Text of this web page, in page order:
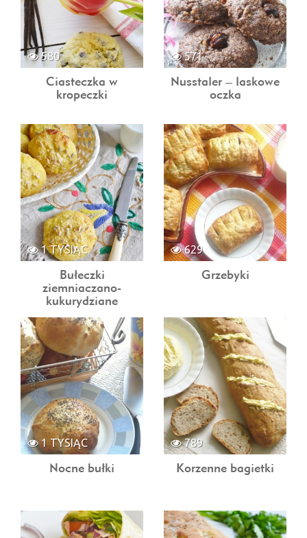
580
Ciasteczka w
kropeczki
571
Nusstaler – laskowe
oczka
1 TYSIĄC
Bułeczki
ziemniaczano-
kukurydziane
629
Grzebyki
1 TYSIĄC
Nocne bułki
789
Korzenne bagietki